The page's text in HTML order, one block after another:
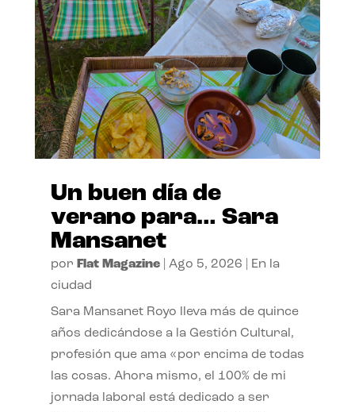
Un buen día de
verano para… Sara
Mansanet
por Flat Magazine| Ago 5, 2026
En la
ciudad
Sara Mansanet Royo lleva más de quince
años dedicándose a la Gestión Cultural,
profesión que ama «por encima de todas
las cosas. Ahora mismo, el 100% de mi
jornada laboral está dedicado a ser